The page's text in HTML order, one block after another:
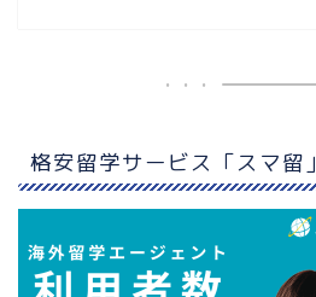
格安留学サービス「スマ留」